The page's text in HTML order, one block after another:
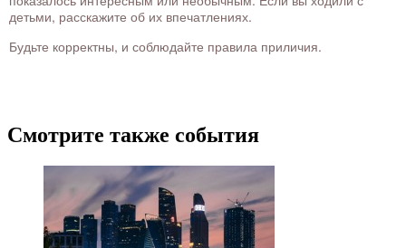
детьми, расскажите об их впечатлениях.
Будьте корректны, и соблюдайте правила приличия.
Смотрите также события